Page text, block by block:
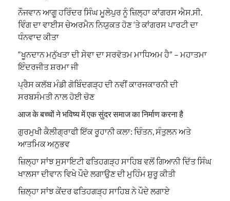
ਨੌਜਵਾਨ ਆਗੂ ਹਰਿੰਦਰ ਸਿੰਘ ਮੂਲੇਪੁਰ ਨੂੰ ਜ਼ਿਲ੍ਹਾ ਕਾਂਗਰਸ ਐਸ.ਸੀ.
ਵਿੰਗ ਦਾ ਵਾਈਸ ਚੇਅਰਮੈਨ ਨਿਯੁਕਤ ਹੋਣ ‘ਤੇ ਕਾਂਗਰਸ ਪਾਰਟੀ ਦਾ
ਧੰਨਵਾਦ ਕੀਤਾ
“ਖੂਨਦਾਨ ਮਨੁੱਖਤਾ ਦੀ ਸੇਵਾ ਦਾ ਸਰਵੋਤਮ ਮਾਧਿਅਮ ਹੈ” – ਮਹਾਤਮਾ
ਇੰਦਰਜੀਤ ਸ਼ਰਮਾ ਜੀ
ਪ੍ਰੈਸ ਕਲੱਬ ਮੰਡੀ ਗੋਬਿੰਦਗੜ੍ਹ ਦੀ ਨਵੀਂ ਕਾਰਜਕਾਰਨੀ ਦੀ
ਸਰਬਸੰਮਤੀ ਨਾਲ ਹੋਈ ਚੋਣ
आज के बच्चों ने भविष्य में एक सुंदर समाज का निर्माण करना है
ਗੁਰਮੁਖੀ ਕੈਲੀਗ੍ਰਾਫੀ ਇੱਕ ਰੂਹਾਨੀ ਕਲਾ: ਚਿੰਤਨ, ਸੰਤੁਲਨ ਅਤੇ
ਆਤਮਿਕ ਅਨੁਭਵ
ਜ਼ਿਲ੍ਹਾ ਸਾਂਝ ਸੁਸਾਇਟੀ ਫਤਿਹਗੜ੍ਹ ਸਾਹਿਬ ਵਲੋਂ ਗਿਆਨੀ ਦਿੱਤ ਸਿੰਘ
ਖਾਲਸਾ ਦੀਵਾਨ ਵਿਖੇ ਪੌਦੇ ਲਗਾਉਣ ਦੀ ਮੁਹਿੰਮ ਸ਼ੁਰੂ ਕੀਤੀ
ਜ਼ਿਲ੍ਹਾ ਸਾਂਝ ਕੇਂਦਰ ਫਤਿਹਗੜ੍ਹ ਸਾਹਿਬ ਨੇ ਪੌਦੇ ਲਗਾਏ